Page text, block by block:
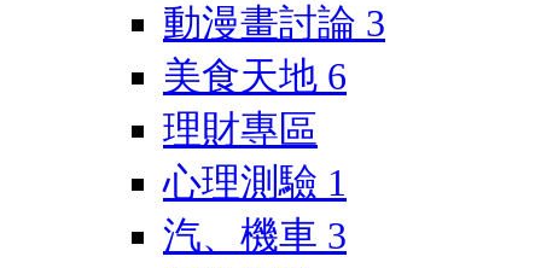
動漫畫討論 3
美食天地 6
理財專區
心理測驗 1
汽、機車 3